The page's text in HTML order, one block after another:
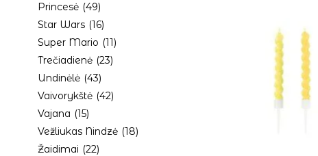
Princesė (49)
Star Wars (16)
Super Mario (11)
Trečiadienė (23)
Undinėlė (43)
Vaivorykštė (42)
Vajana (15)
Vežliukas Nindzė (18)
Žaidimai (22)